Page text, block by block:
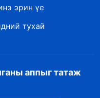
эрин үе
тухай
аппыг татаж